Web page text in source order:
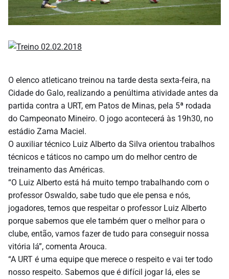
O elenco atleticano treinou na tarde desta sexta-feira, na
Cidade do Galo, realizando a penúltima atividade antes da
partida contra a URT, em Patos de Minas, pela 5ª rodada
do Campeonato Mineiro. O jogo acontecerá às 19h30, no
estádio Zama Maciel.
O auxiliar técnico Luiz Alberto da Silva orientou trabalhos
técnicos e táticos no campo um do melhor centro de
treinamento das Américas.
“O Luiz Alberto está há muito tempo trabalhando com o
professor Oswaldo, sabe tudo que ele pensa e nós,
jogadores, temos que respeitar o professor Luiz Alberto
porque sabemos que ele também quer o melhor para o
clube, então, vamos fazer de tudo para conseguir nossa
vitória lá”, comenta Arouca.
“A URT é uma equipe que merece o respeito e vai ter todo
nosso respeito. Sabemos que é difícil jogar lá, eles se